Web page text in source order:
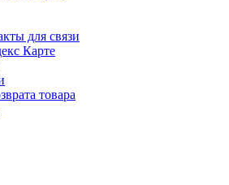
для связи
Карте
товара